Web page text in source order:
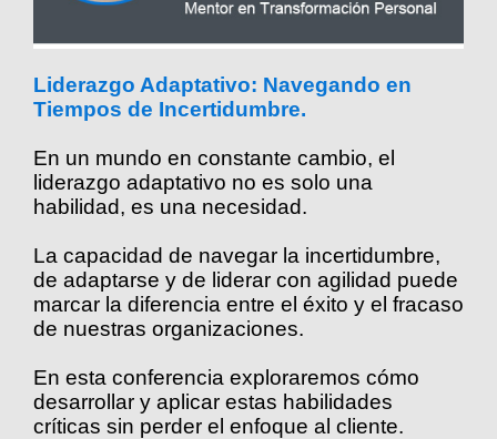
Liderazgo Adaptativo: Navegando en
Tiempos de Incertidumbre.
En un mundo en constante cambio, el
liderazgo adaptativo no es solo una
habilidad, es una necesidad.
La capacidad de navegar la incertidumbre,
de adaptarse y de liderar con agilidad puede
marcar la diferencia entre el éxito y el fracaso
de nuestras organizaciones.
En esta conferencia exploraremos cómo
desarrollar y aplicar estas habilidades
críticas sin perder el enfoque al cliente.